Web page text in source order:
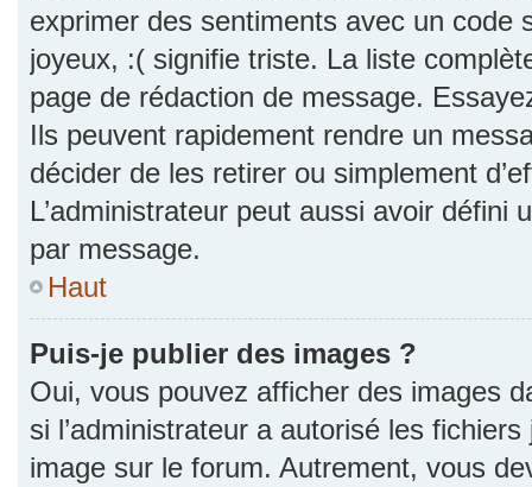
exprimer des sentiments avec un code
joyeux, :( signifie triste. La liste
page de rédaction de message.
Ils peuvent rapidement rendre un
décider de les retirer ou simplement
L’administrateur peut aussi avoir défini
par message.
Haut
Puis-je publier des images ?
Oui, vous pouvez afficher des images
si l’administrateur a autorisé les
image sur le forum. Autrement, vous